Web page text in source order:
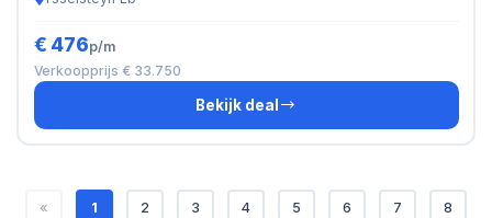
€ 476p/m
Verkoopprijs € 33.750
Bekijk deal
« 1 2 3 4 5 6 7 8